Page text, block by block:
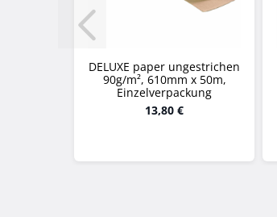
DELUXE paper ungestrichen
90g/m², 610mm x 50m,
Einzelverpackung
13,80 €